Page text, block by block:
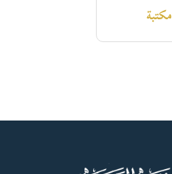
مكتبة